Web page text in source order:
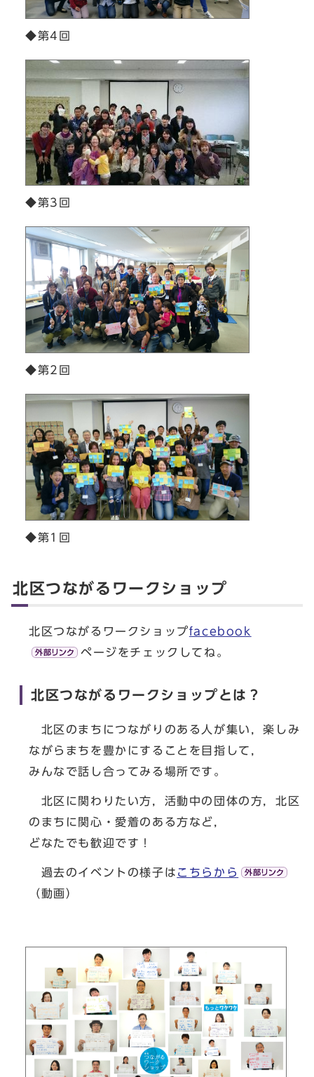
◆第4回
◆第3回
◆第2回
◆第1回
北区つながるワークショップ
北区つながるワークショップfacebook
ページをチェックしてね。
北区つながるワークショップとは？
北区のまちにつながりのある人が集い，楽しみ
ながらまちを豊かにすることを目指して，
みんなで話し合ってみる場所です。
北区に関わりたい方，活動中の団体の方，北区
のまちに関心・愛着のある方など，
どなたでも歓迎です！
過去のイベントの様子は こちらから
（動画）